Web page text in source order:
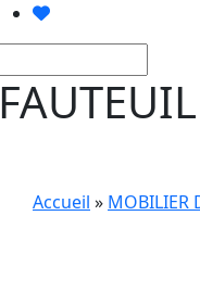
Accueil » MOBILIER